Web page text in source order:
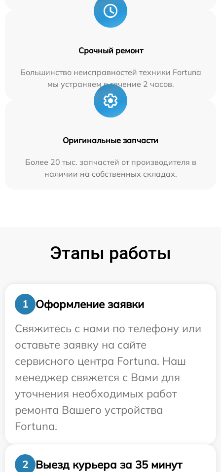
Срочный ремонт
Большинство неисправностей техники Fortuna
мы устраняем в течение 2 часов.
Оригинальные запчасти
Более 20 тыс. запчастей от производителя в
наличии на собственных складах.
Этапы работы
1
Оформление заявки
Свяжитесь с нами по телефону или
оставьте заявку на сайте
сервисного центра Fortuna. Наш
менеджер свяжется с Вами для
уточнения необходимых работ
ремонта Вашего устройства
Fortuna.
2
Выезд курьера за 35 минут